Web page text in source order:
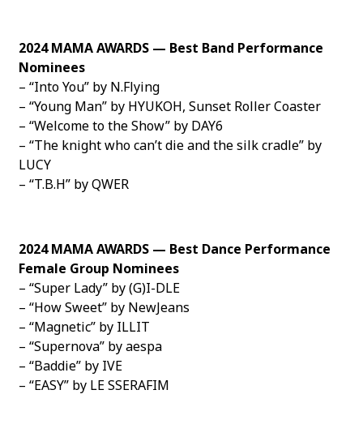
2024 MAMA AWARDS — Best Band Performance
Nominees
– “Into You” by N.Flying
– “Young Man” by HYUKOH, Sunset Roller Coaster
– “Welcome to the Show” by DAY6
– “The knight who can’t die and the silk cradle” by
LUCY
– “T.B.H” by QWER
2024 MAMA AWARDS — Best Dance Performance
Female Group Nominees
– “Super Lady” by (G)I-DLE
– “How Sweet” by NewJeans
– “Magnetic” by ILLIT
– “Supernova” by aespa
– “Baddie” by IVE
– “EASY” by LE SSERAFIM